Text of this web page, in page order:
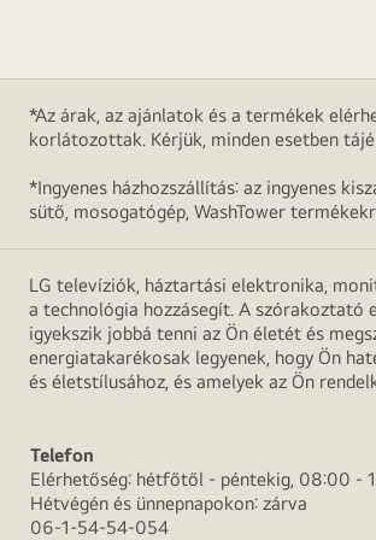
*Az árak, az ajánlatok és a termékek
korlátozottak. Kérjük, minden esetben
*Ingyenes házhozszállítás: az ingyenes
sütő, mosogatógép, WashTower
LG televíziók, háztartási elektronika,
a technológia hozzásegít. A szórakoztató
igyekszik jobbá tenni az Ön életét és
energiatakarékosak legyenek, hogy Ön
és életstílusához, és amelyek az Ön
Telefon
Elérhetőség: hétfőtől - péntekig, 08:00 -
Hétvégén és ünnepnapokon: zárva
06-1-54-54-054